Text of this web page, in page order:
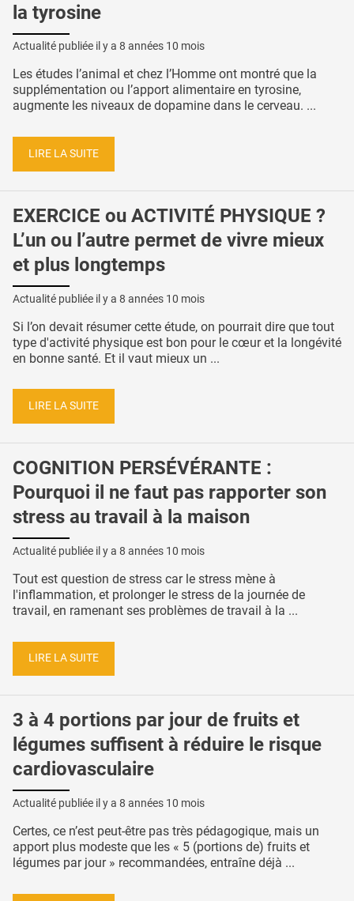
la tyrosine
Actualité publiée il y a 8 années 10 mois
Les études l’animal et chez l’Homme ont montré que la
supplémentation ou l’apport alimentaire en tyrosine,
augmente les niveaux de dopamine dans le cerveau. ...
LIRE LA SUITE
EXERCICE ou ACTIVITÉ PHYSIQUE ?
L’un ou l’autre permet de vivre mieux
et plus longtemps
Actualité publiée il y a 8 années 10 mois
Si l’on devait résumer cette étude, on pourrait dire que tout
type d'activité physique est bon pour le cœur et la longévité
en bonne santé. Et il vaut mieux un ...
LIRE LA SUITE
COGNITION PERSÉVÉRANTE :
Pourquoi il ne faut pas rapporter son
stress au travail à la maison
Actualité publiée il y a 8 années 10 mois
Tout est question de stress car le stress mène à
l'inflammation, et prolonger le stress de la journée de
travail, en ramenant ses problèmes de travail à la ...
LIRE LA SUITE
3 à 4 portions par jour de fruits et
légumes suffisent à réduire le risque
cardiovasculaire
Actualité publiée il y a 8 années 10 mois
Certes, ce n’est peut-être pas très pédagogique, mais un
apport plus modeste que les « 5 (portions de) fruits et
légumes par jour » recommandées, entraîne déjà ...